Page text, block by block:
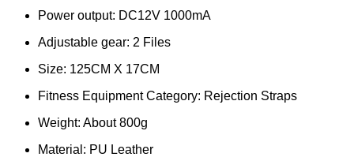
Power output: DC12V 1000mA
Adjustable gear: 2 Files
Size: 125CM X 17CM
Fitness Equipment Category: Rejection Straps
Weight: About 800g
Material: PU Leather